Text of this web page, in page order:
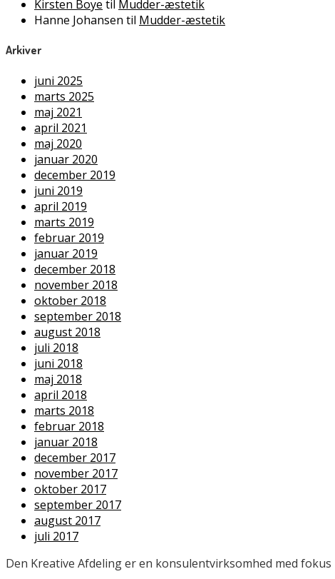
Kirsten Boye til Mudder-æstetik
Hanne Johansen til Mudder-æstetik
Arkiver
juni 2025
marts 2025
maj 2021
april 2021
maj 2020
januar 2020
december 2019
juni 2019
april 2019
marts 2019
februar 2019
januar 2019
december 2018
november 2018
oktober 2018
september 2018
august 2018
juli 2018
juni 2018
maj 2018
april 2018
marts 2018
februar 2018
januar 2018
december 2017
november 2017
oktober 2017
september 2017
august 2017
juli 2017
Den Kreative Afdeling er en konsulentvirksomhed med